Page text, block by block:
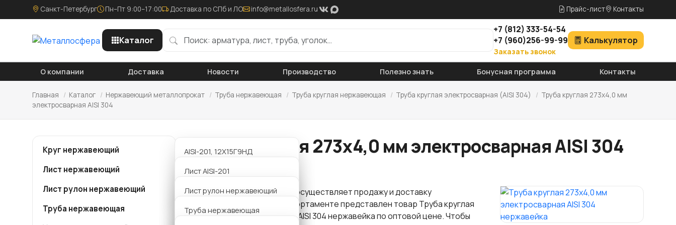
Санкт-Петербург Пн–Пт 9:00–17:00 Доставка по СПб и ЛО info@metallosfera.ru Прайс-лист Контакты
Каталог
+7 (812)333-54-54
+7 (960)256-99-99
Заказать звонок
Калькулятор
О компании Доставка Новости Производство Полезно знать Бонусная программа Контакты
Главная / Каталог / Нержавеющий металлопрокат / Труба нержавеющая / Труба круглая нержавеющая / Труба круглая электросварная (AISI 304) / Труба круглая 273х4,0 мм
электросварная AISI 304
Круг нержавеющий
AISI-201, 12Х15Г9НД
калиброванный
AISI-321, 12Х18Н10Т
Лист нержавеющий
Лист AISI-201
Лист AISI 430 (08Х17)
Лист AISI 409/409L
Лист рулон нержавеющий Лист рулон нержавеющий
Труба нержавеющая
Труба нержавеющая
Труба круглая 273х4,0 мм электросварная AISI 304
нержавейка
Компания "Металлосфера" осуществляет продажу и доставку
. В нашем сортаменте представлен товар Труба круглая
273х4,0 мм электросварная AISI 304 нержавейка по оптовой цене. Чтобы